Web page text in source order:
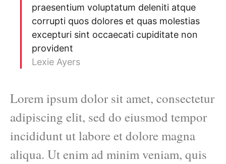
praesentium voluptatum deleniti atque
corrupti quos dolores et quas molestias
excepturi sint occaecati cupiditate non
provident
Lexie Ayers
Lorem ipsum dolor sit amet, consectetur
adipiscing elit, sed do eiusmod tempor
incididunt ut labore et dolore magna
aliqua. Ut enim ad minim veniam, quis